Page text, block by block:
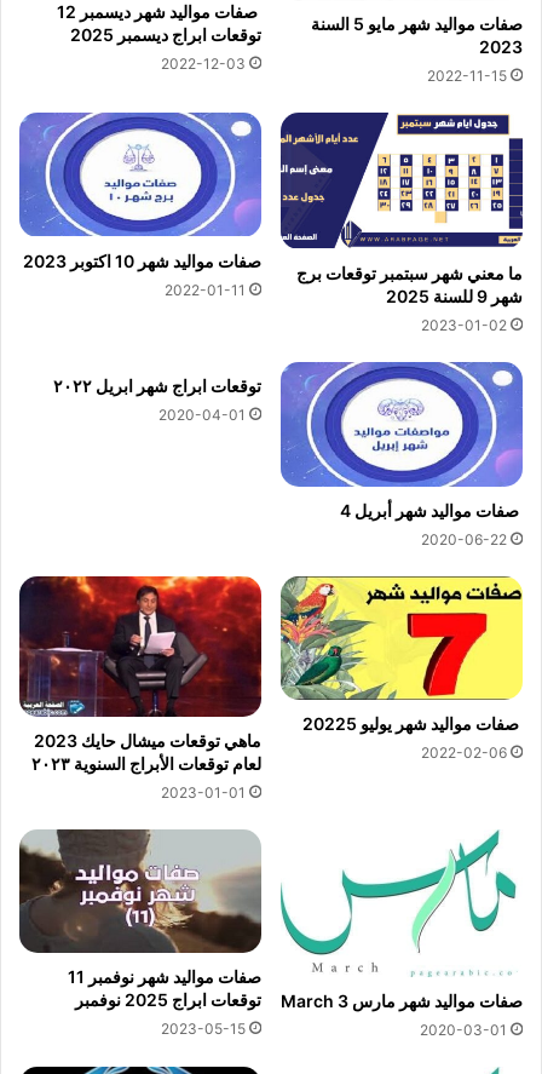
صفات مواليد شهر مايو 5 السنة
2023
2022-11-15
صفات مواليد شهر ديسمبر 12
توقعات ابراج ديسمبر 2025
2022-12-03
ما معني شهر سبتمبر توقعات برج
شهر 9 للسنة 2025
2023-01-02
صفات مواليد شهر 10 اكتوبر 2023
2022-01-11
صفات مواليد شهر أبريل 4
2020-06-22
توقعات ابراج شهر ابريل ٢٠٢٢
2020-04-01
صفات مواليد شهر يوليو 20225
2022-02-06
ماهي توقعات ميشال حايك 2023
لعام توقعات الأبراج السنوية ٢٠٢٣
2023-01-01
صفات مواليد شهر مارس 3 March
2020-03-01
صفات مواليد شهر نوفمبر 11
توقعات ابراج 2025 نوفمبر
2023-05-15